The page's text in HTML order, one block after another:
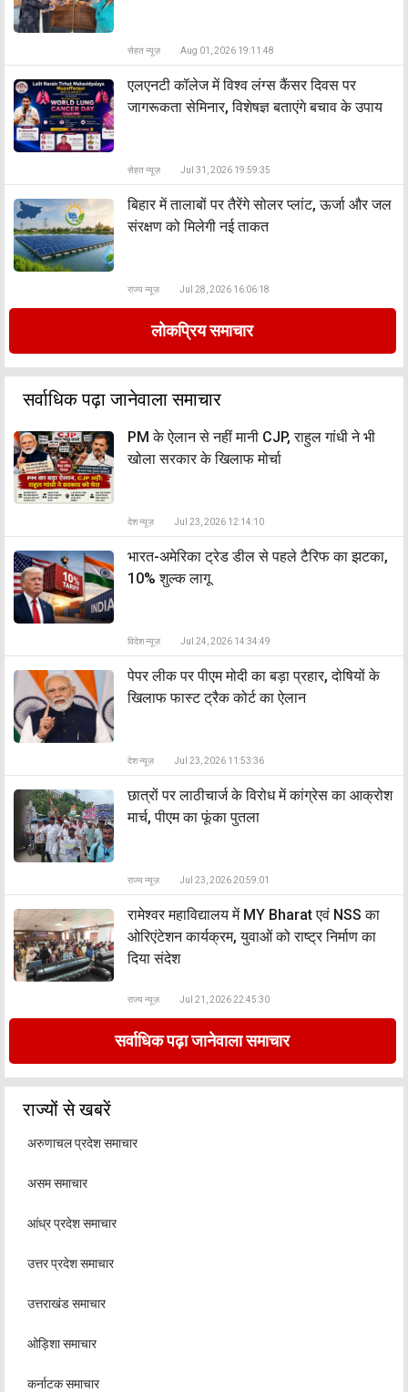
सेहत न्यूज़ Aug 01, 2026 19:11:48
एलएनटी कॉलेज में विश्व लंग्स कैंसर दिवस पर
जागरूकता सेमिनार, विशेषज्ञ बताएंगे बचाव के उपाय
सेहत न्यूज़ Jul 31, 2026 19:59:35
बिहार में तालाबों पर तैरेंगे सोलर प्लांट, ऊर्जा और जल
संरक्षण को मिलेगी नई ताकत
राज्य न्यूज़ Jul 28, 2026 16:06:18
लोकप्रिय समाचार
सर्वाधिक पढ़ा जानेवाला समाचार
PM के ऐलान से नहीं मानी CJP, राहुल गांधी ने भी
खोला सरकार के खिलाफ मोर्चा
देश न्यूज़ Jul 23, 2026 12:14:10
भारत-अमेरिका ट्रेड डील से पहले टैरिफ का झटका,
10% शुल्क लागू
विदेश न्यूज़ Jul 24, 2026 14:34:49
पेपर लीक पर पीएम मोदी का बड़ा प्रहार, दोषियों के
खिलाफ फास्ट ट्रैक कोर्ट का ऐलान
देश न्यूज़ Jul 23, 2026 11:53:36
छात्रों पर लाठीचार्ज के विरोध में कांग्रेस का आक्रोश
मार्च, पीएम का फूंका पुतला
राज्य न्यूज़ Jul 23, 2026 20:59:01
रामेश्वर महाविद्यालय में MY Bharat एवं NSS का
ओरिएंटेशन कार्यक्रम, युवाओं को राष्ट्र निर्माण का
दिया संदेश
राज्य न्यूज़ Jul 21, 2026 22:45:30
सर्वाधिक पढ़ा जानेवाला समाचार
राज्यों से खबरें
अरुणाचल प्रदेश समाचार
असम समाचार
आंध्र प्रदेश समाचार
उत्तर प्रदेश समाचार
उत्तराखंड समाचार
ओड़िशा समाचार
कर्नाटक समाचार